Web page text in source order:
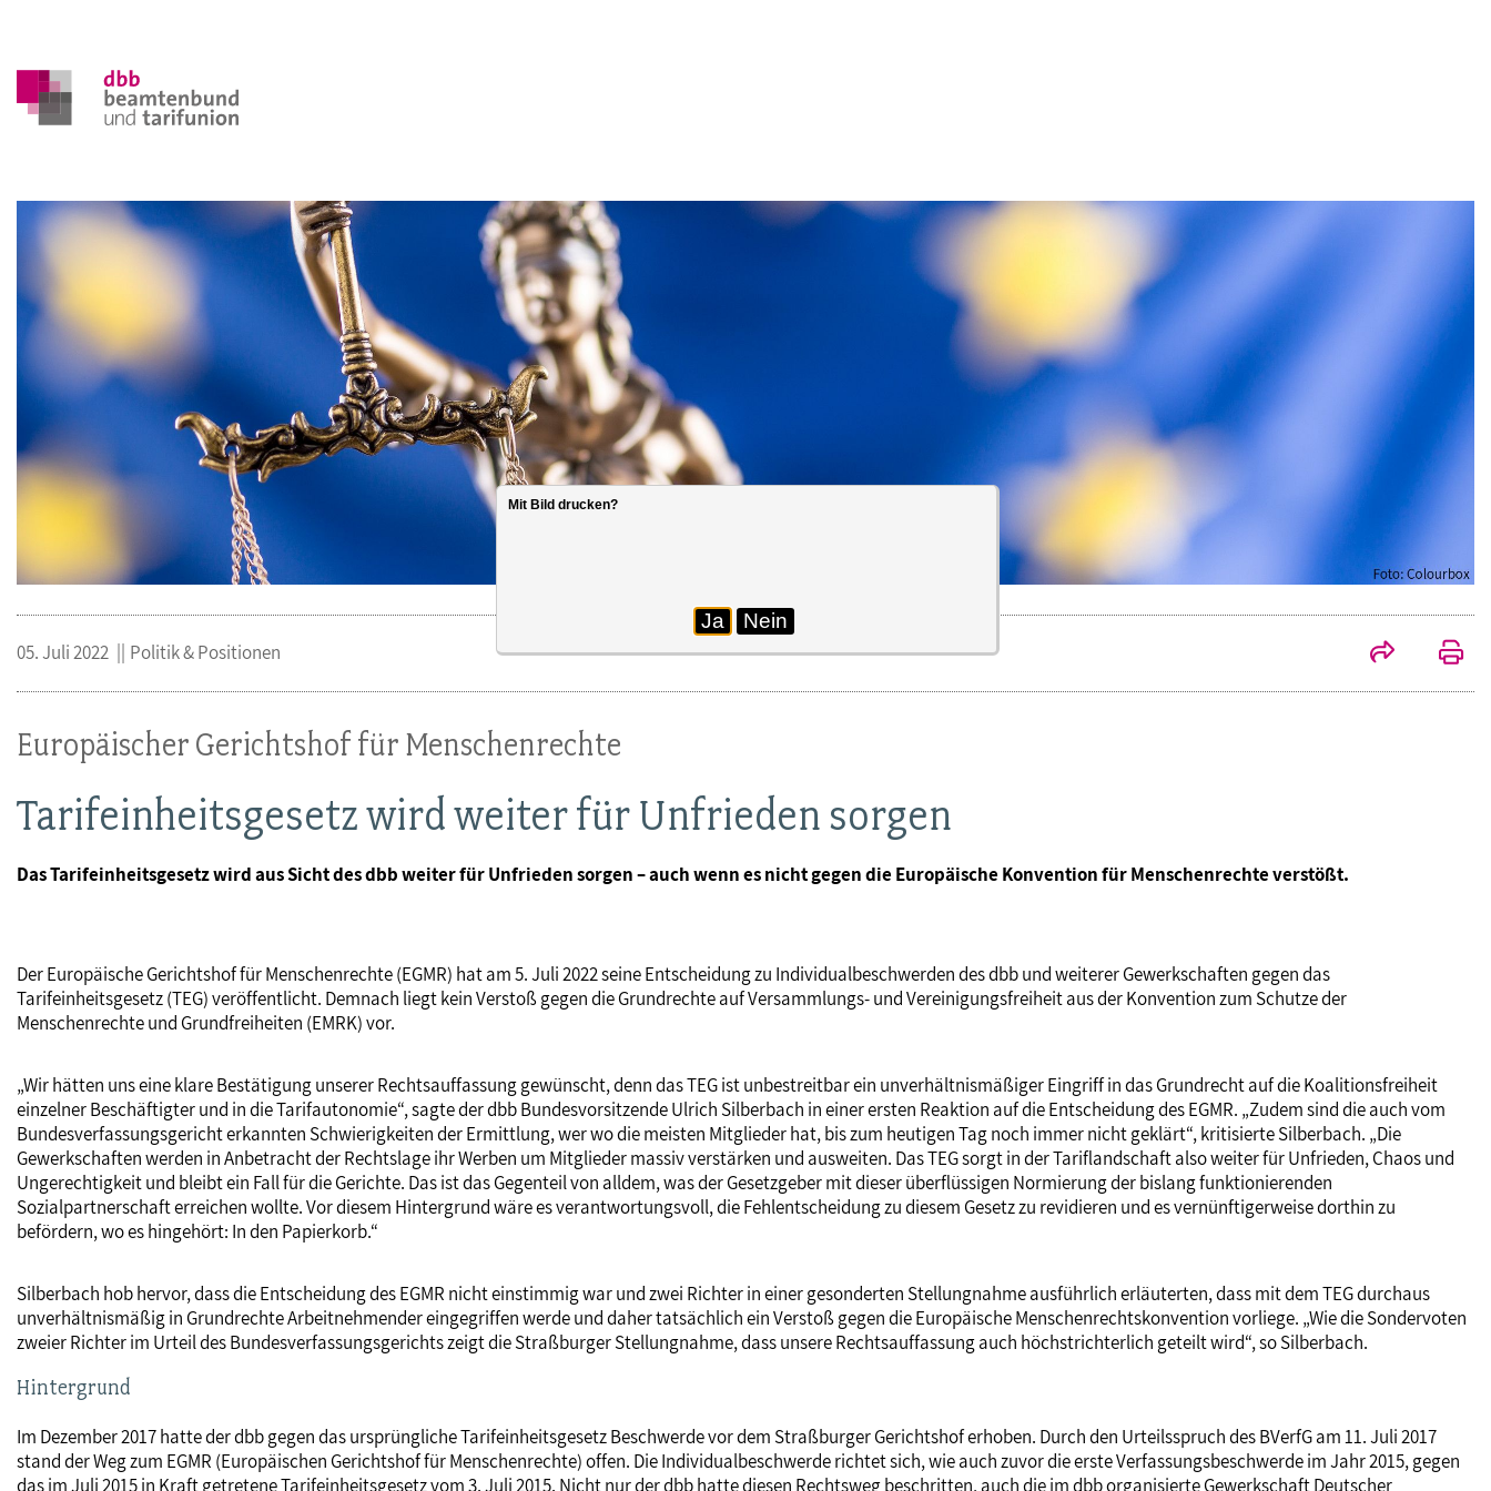
Europäischer Gerichtshof für Menschenrechte
Tarifeinheitsgesetz wird weiter für Unfrieden sorgen
Das Tarifeinheitsgesetz wird aus Sicht des dbb weiter für Unfrieden sorgen – auch wenn es nicht gegen die Europäische Konvention für Menschenrechte verstößt.
05. Juli 2022 Politik & Positionen
Der Europäische Gerichtshof für Menschenrechte (EGMR) hat am 5. Juli 2022 seine Entscheidung zu Individualbeschwerden des dbb und weiterer Gewerkschaften gegen das
Tarifeinheitsgesetz (TEG) veröffentlicht. Demnach liegt kein Verstoß gegen die Grundrechte auf Versammlungs- und Vereinigungsfreiheit aus der Konvention zum Schutze der
Menschenrechte und Grundfreiheiten (EMRK) vor.
„Wir hätten uns eine klare Bestätigung unserer Rechtsauffassung gewünscht, denn das TEG ist unbestreitbar ein unverhältnismäßiger Eingriff in das Grundrecht auf die Koalitionsfreiheit
einzelner Beschäftigter und in die Tarifautonomie“, sagte der dbb Bundesvorsitzende Ulrich Silberbach in einer ersten Reaktion auf die Entscheidung des EGMR. „Zudem sind die auch vom
Bundesverfassungsgericht erkannten Schwierigkeiten der Ermittlung, wer wo die meisten Mitglieder hat, bis zum heutigen Tag noch immer nicht geklärt“, kritisierte Silberbach. „Die
Gewerkschaften werden in Anbetracht der Rechtslage ihr Werben um Mitglieder massiv verstärken und ausweiten. Das TEG sorgt in der Tariflandschaft also weiter für Unfrieden, Chaos und
Ungerechtigkeit und bleibt ein Fall für die Gerichte. Das ist das Gegenteil von alldem, was der Gesetzgeber mit dieser überflüssigen Normierung der bislang funktionierenden
Sozialpartnerschaft erreichen wollte. Vor diesem Hintergrund wäre es verantwortungsvoll, die Fehlentscheidung zu diesem Gesetz zu revidieren und es vernünftigerweise dorthin zu
befördern, wo es hingehört: In den Papierkorb.“
Silberbach hob hervor, dass die Entscheidung des EGMR nicht einstimmig war und zwei Richter in einer gesonderten Stellungnahme ausführlich erläuterten, dass mit dem TEG durchaus
unverhältnismäßig in Grundrechte Arbeitnehmender eingegriffen werde und daher tatsächlich ein Verstoß gegen die Europäische Menschenrechtskonvention vorliege. „Wie die Sondervoten
zweier Richter im Urteil des Bundesverfassungsgerichts zeigt die Straßburger Stellungnahme, dass unsere Rechtsauffassung auch höchstrichterlich geteilt wird“, so Silberbach.
Hintergrund
Im Dezember 2017 hatte der dbb gegen das ursprüngliche Tarifeinheitsgesetz Beschwerde vor dem Straßburger Gerichtshof erhoben. Durch den Urteilsspruch des BVerfG am 11. Juli 2017
stand der Weg zum EGMR (Europäischen Gerichtshof für Menschenrechte) offen. Die Individualbeschwerde richtet sich, wie auch zuvor die erste Verfassungsbeschwerde im Jahr 2015, gegen
das im Juli 2015 in Kraft getretene Tarifeinheitsgesetz vom 3. Juli 2015. Nicht nur der dbb hatte diesen Rechtsweg beschritten, auch die im dbb organisierte Gewerkschaft Deutscher
Mit Bild drucken?
Ja Nein